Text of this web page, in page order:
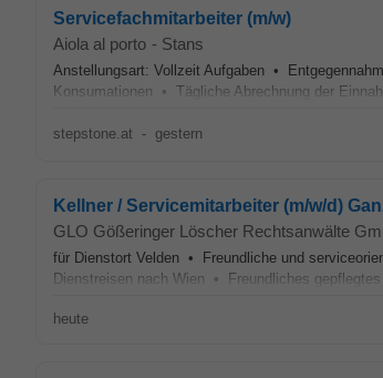
Servicefachmitarbeiter (m/w)
Aiola al porto - Stans
Anstellungsart: Vollzeit Aufgaben •
Konsumationen • Tägliche Abrechnung der
stepstone.at - gestern
Kellner / Servicemitarbeiter (m/w/d)
GLO Gößeringer Löscher Rechtsanwälte
für Dienstort Velden • Freundliche und
Dienstreisen nach Wien • Freundliches
heute